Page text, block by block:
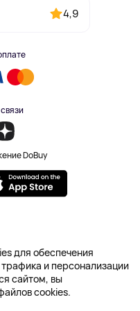
4,9
DoBuy
защищены
данных
NetLab
для обеспечения
и персонализации
сайтом, вы
cookies.